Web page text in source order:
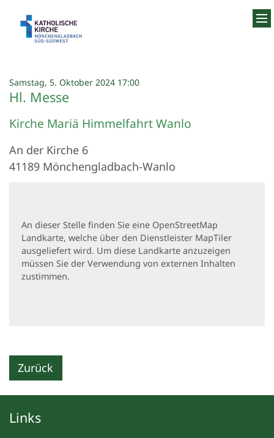
Samstag, 5. Oktober 2024 17:00:
Hl. Messe
Kirche Mariä Himmelfahrt Wanlo
An der Kirche 6
41189 Mönchengladbach-Wanlo
An dieser Stelle finden Sie eine OpenStreetMap
Landkarte, welche über den Dienstleister MapTiler
ausgeliefert wird. Um diese Landkarte anzuzeigen
müssen Sie der Verwendung von externen Inhalten
zustimmen.
Zurück
Links